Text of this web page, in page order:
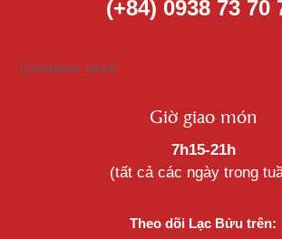
(+84) 0938 73 70
[countdown_timer]
Giờ giao món
7h15-21h
(tất cả các ngày trong
Theo dõi Lạc Bửu trên: